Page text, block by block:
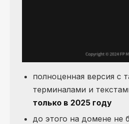
полноценная версия с
терминалами и
только в 2025 году
до этого на домене не